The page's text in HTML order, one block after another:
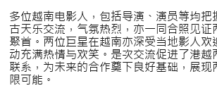
多位越南电影人，包括导演、演员等均把
古天乐交流，气氛热烈，亦一同合照见证
聚首。两位巨星在越南亦深受当地影人欢
动充满热情与欢笑。是次交流促进了港越
联系，为未来的合作奠下良好基础，展现
限可能。